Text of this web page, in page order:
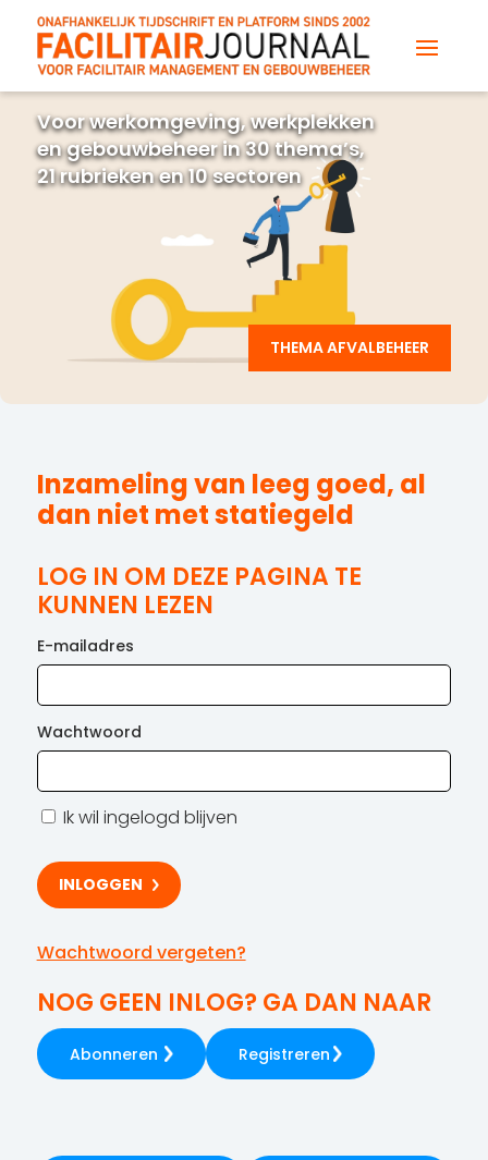
Voor werkomgeving, werkplekken
en gebouwbeheer in 30 thema’s,
21 rubrieken en 10 sectoren
THEMA AFVALBEHEER
Inzameling van leeg goed, al
dan niet met statiegeld
LOG IN OM DEZE PAGINA TE
KUNNEN LEZEN
E-mailadres
Wachtwoord
Ik wil ingelogd blijven
Wachtwoord vergeten?
NOG GEEN INLOG? GA DAN NAAR
Abonneren Registreren